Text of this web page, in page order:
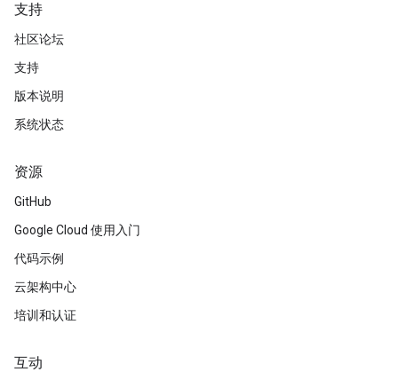
支持
社区论坛
支持
版本说明
系统状态
资源
GitHub
Google Cloud 使用入门
代码示例
云架构中心
培训和认证
互动